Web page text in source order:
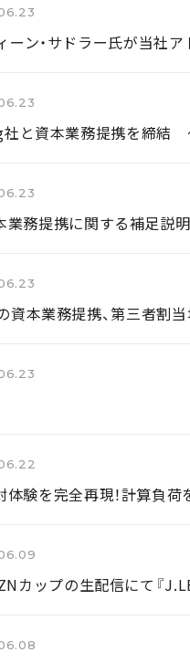
ン・サドラー氏が当社
と資本業務提携を締結
務提携に関する補足説
本業務提携、第三者割
験を完全再現！計算負
カップの生配信にて『